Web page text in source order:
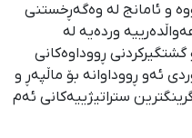
و ئامانج لە وەگەڕخستنی
وردەیە لە
ڕووداوەكانی
ئەو ڕووداوانە بۆ ماڵپەڕ و
ستراتیژییەكانی ئەم